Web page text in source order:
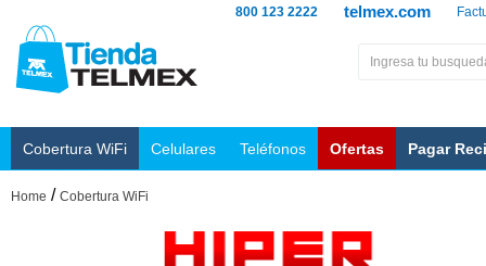
telmex.com
800 123 2222
Cobertura WiFi Celulares Teléfonos Ofertas Pagar
Home / Cobertura WiFi